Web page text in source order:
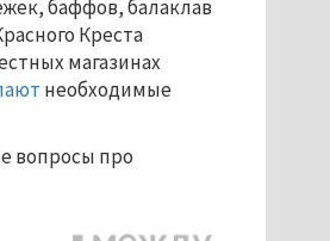
баффов, балаклав
Креста
магазинах
необходимые
вопросы про